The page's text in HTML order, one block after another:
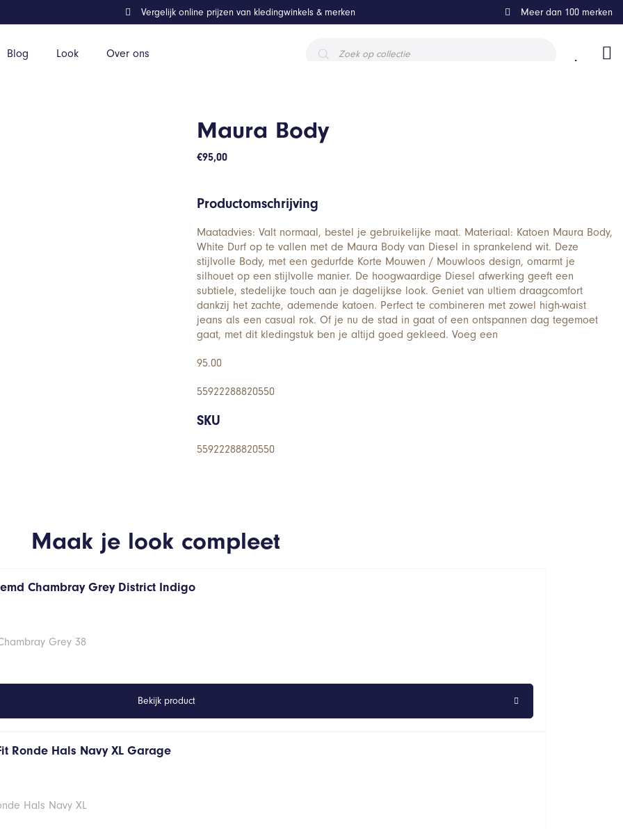
Blog Look Over ons
zoeken
Vergelijk online prijzen van kledingwinkels & merken Meer dan 100 merken
Maura Body
€95,00
Productomschrijving
Maatadvies: Valt normaal, bestel je gebruikelijke maat. Materiaal: Katoen Maura Body,
White Durf op te vallen met de Maura Body van Diesel in sprankelend wit. Deze
stijlvolle Body, met een gedurfde Korte Mouwen / Mouwloos design, omarmt je
silhouet op een stijlvolle manier. De hoogwaardige Diesel afwerking geeft een
subtiele, stedelijke touch aan je dagelijkse look. Geniet van ultiem draagcomfort
dankzij het zachte, ademende katoen. Perfect te combineren met zowel high-waist
jeans als een casual rok. Of je nu de stad in gaat of een ontspannen dag tegemoet
gaat, met dit kledingstuk ben je altijd goed gekleed. Voeg een
95.00
55922288820550
SKU
55922288820550
Maak je look compleet
Chambray Grey District Indigo
Grey 38
Bekijk product
Ronde Hals Navy XL Garage
Hals Navy XL